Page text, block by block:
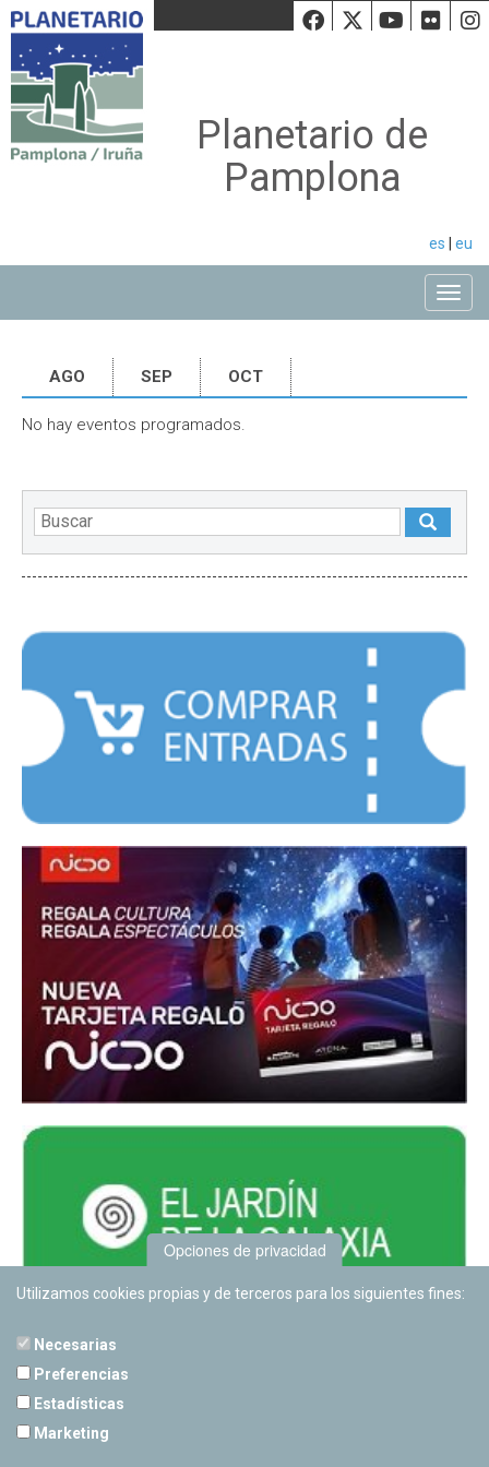
Facebook
Twiiter
Planetario de
Pamplona
es eu
AGO SEP OCT
No hay eventos programados.
Opciones de privacidad
Utilizamos cookies propias y de terceros para los siguientes fines:
Necesarias
Preferencias
Estadísticas
Marketing